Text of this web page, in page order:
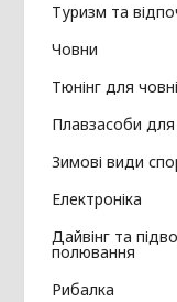
Туризм та
Човни
Тюнінг для
Плавзасоби для
Зимові види
Електроніка
Дайвінг та
полювання
Рибалка